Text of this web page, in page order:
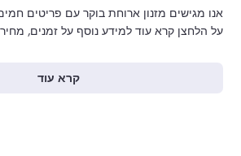
אנו מגישים מזנון ארוחת בוקר עם פריטים
על הלחצן קרא עוד למידע נוסף על זמנים,
קרא עוד